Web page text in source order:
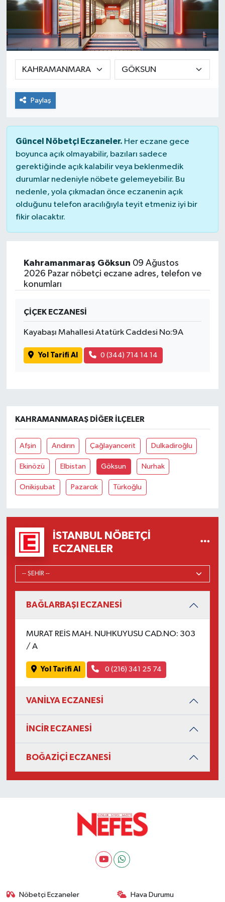
Paylaş
Güncel Nöbetçi Eczaneler. Her eczane gece
boyunca açık olmayabilir, bazıları sadece
gerektiğinde açık kalabilir veya beklenmedik
durumlar nedeniyle nöbete gelemeyebilir. Bu
nedenle, yola çıkmadan önce eczanenin açık
olduğunu telefon aracılığıyla teyit etmeniz iyi bir
fikir olacaktır.
Kahramanmaraş Göksun 09 Ağustos
2026 Pazar nöbetçi eczane adres, telefon ve
konumları
ÇİÇEK ECZANESİ
Kayabaşı Mahallesi Atatürk Caddesi No:9A
Yol Tarifi Al 0 (344) 714 14 14
KAHRAMANMARAŞ DIĞER İLÇELER
Afşin Andırın Çağlayancerit Dulkadiroğlu
Ekinözü Elbistan Göksun Nurhak
Onikişubat Pazarcık Türkoğlu
İSTANBUL NÖBETÇI
ECZANELER
BAĞLARBAŞI ECZANESİ
MURAT REİS MAH. NUHKUYUSU CAD.NO: 303
/ A
Yol Tarifi Al 0 (216) 341 25 74
VANİLYA ECZANESİ
İNCİR ECZANESİ
BOĞAZİÇİ ECZANESİ
Nöbetçi Eczaneler Hava Durumu